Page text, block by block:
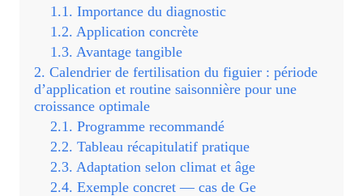
Importance du diagnostic
Application concrète
Avantage tangible
Calendrier de fertilisation du figuier : période
d’application et routine saisonnière pour une
croissance optimale
Programme recommandé
Tableau récapitulatif pratique
Adaptation selon climat et âge
Exemple concret — cas de Ge